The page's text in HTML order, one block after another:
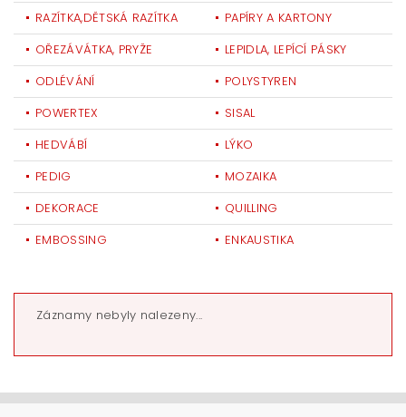
RAZÍTKA,DĚTSKÁ RAZÍTKA
PAPÍRY A KARTONY
OŘEZÁVÁTKA, PRYŽE
LEPIDLA, LEPÍCÍ PÁSKY
ODLÉVÁNÍ
POLYSTYREN
POWERTEX
SISAL
HEDVÁBÍ
LÝKO
PEDIG
MOZAIKA
DEKORACE
QUILLING
EMBOSSING
ENKAUSTIKA
Záznamy nebyly nalezeny...